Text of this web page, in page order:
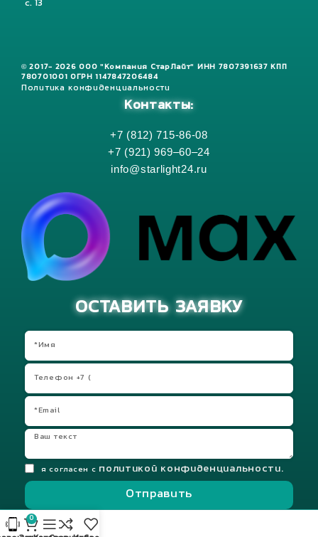
с. 13
© 2017- 2026 ООО "Компания СтарЛайт" ИНН 7807391637 КПП
780701001 ОГРН 1147847206484
Политика конфиденциальности
Контакты:
+7 (812) 715-86-08
+7 (921) 969–60–24
info@starlight24.ru
ОСТАВИТЬ ЗАЯВКУ
я согласен с политикой конфиденциальности.
Отправить
0